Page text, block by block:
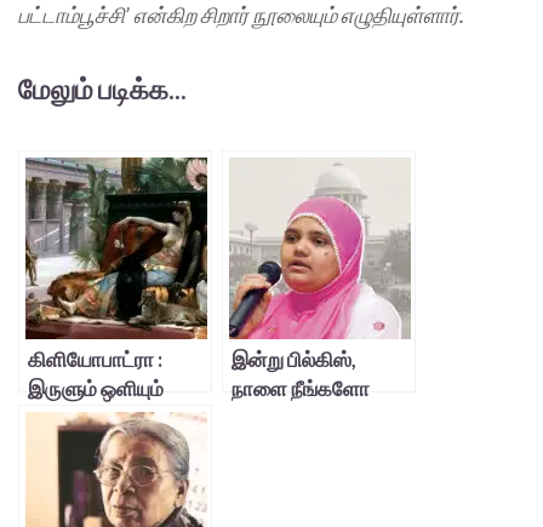
பட்டாம்பூச்சி’ என்கிற சிறார் நூலையும் எழுதியுள்ளார்.
மேலும் படிக்க...
கிளியோபாட்ரா :
இருளும் ஒளியும்
இன்று பில்கிஸ்,
நாளை நீங்களோ